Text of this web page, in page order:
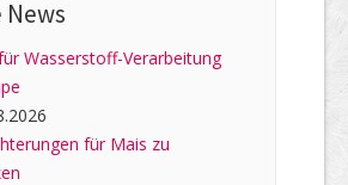
Wasserstoff-Verarbeitung
für Mais zu